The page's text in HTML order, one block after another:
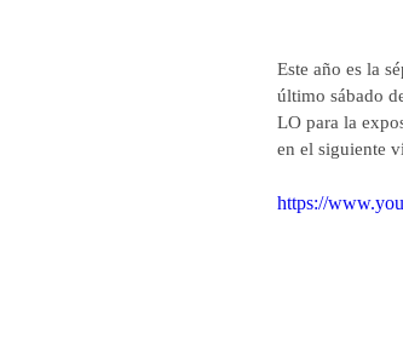
Este año es la
último sábado
LO para la
en el siguiente
https://